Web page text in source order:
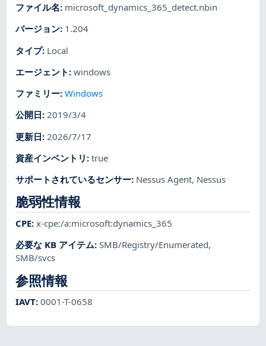
ファイル名: microsoft_dynamics_365_detect.nbin
バージョン: 1.204
タイプ: Local
エージェント :windows
ファミリー:Windows
公開日:2019/3/4
更新日: 2026/7/17
資産インベントリ :true
サポートされているセンサー: Nessus Agent, Nessus
脆弱性情報
CPE:x-cpe:/a:microsoft:dynamics_365
必要な KB アイテム:SMB/Registry/Enumerated,
SMB/svcs
参照情報
IAVT:0001-T-0658